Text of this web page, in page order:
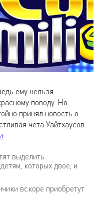
ему нельзя
поводу. Но
принял новость о
чета Уайтхаусов
выделить
которых двое, и
вскоре приобретут